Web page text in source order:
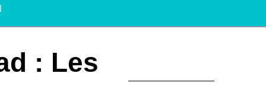
: Les